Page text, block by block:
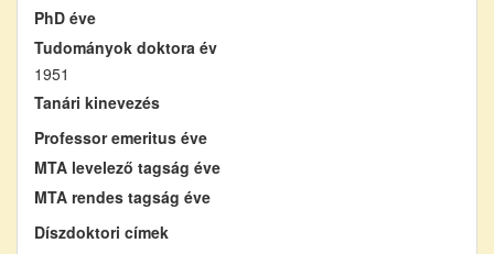
PhD éve
Tudományok doktora év
1951
Tanári kinevezés
Professor emeritus éve
MTA levelező tagság éve
MTA rendes tagság éve
Díszdoktori címek